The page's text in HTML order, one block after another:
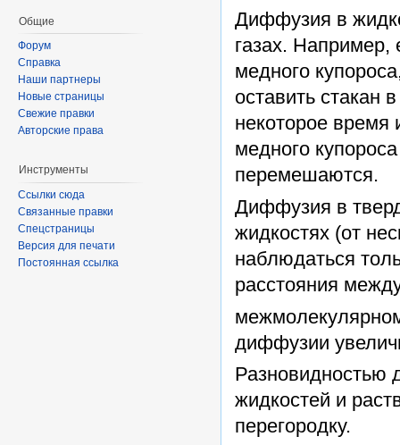
Диффузия в
газах. Например,
медного
оставить стакан
некоторое время
медного
перемешаются.
Диффузия в
жидкостях (от
наблюдаться
расстояния
диффузии
Разновидностью
жидкостей и
перегородку.
Общие
Форум
Справка
Наши партнеры
Новые страницы
Свежие правки
Авторские права
Инструменты
Ссылки сюда
Связанные правки
Спецстраницы
Версия для печати
Постоянная ссылка